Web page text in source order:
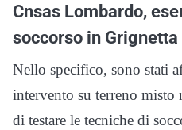
Cnsas Lombardo,
soccorso in Grignetta
Nello specifico, sono stati
intervento su terreno misto
di testare le tecniche di